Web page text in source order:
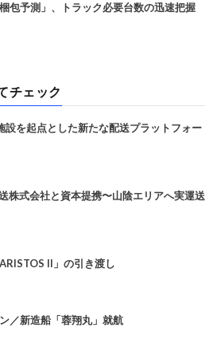
包予測」、トラック必要台数の迅速把握
チェック
を起点とした新たな配送プラットフォー
式会社と資本提携〜山陰エリアへ実運送
II」の引き渡し
／新造船「蓉翔丸」就航